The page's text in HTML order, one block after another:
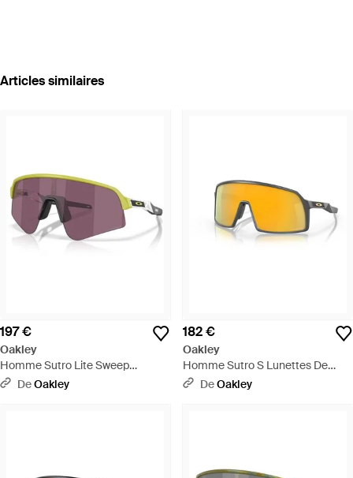
Articles similaires
197 €
Oakley
Homme Sutro Lite Sweep
Limitless Collection Lunettes De
DeOakley
182 €
Oakley
Homme Sutro S Lunettes De
Soleil - Rouge
DeOakley